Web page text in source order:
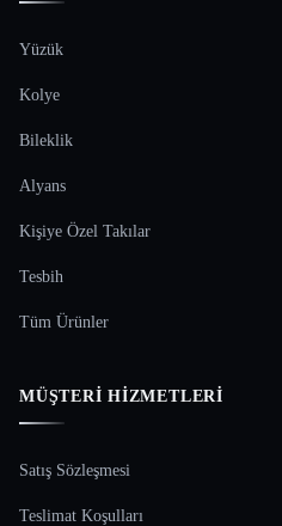
Yüzük
Kolye
Bileklik
Alyans
Kişiye Özel Takılar
Tesbih
Tüm Ürünler
MÜŞTERI HIZMETLERI
Satış Sözleşmesi
Teslimat Koşulları